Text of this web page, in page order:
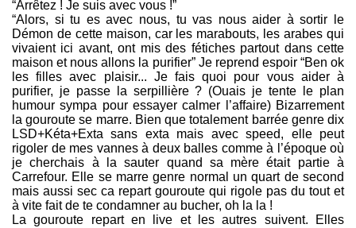
“Arrêtez ! Je suis avec vous !”
“Alors, si tu es avec nous, tu vas nous aider à sortir le
Démon de cette maison, car les marabouts, les arabes qui
vivaient ici avant, ont mis des fétiches partout dans cette
maison et nous allons la purifier” Je reprend espoir “Ben ok
les filles avec plaisir... Je fais quoi pour vous aider à
purifier, je passe la serpillière ? (Ouais je tente le plan
humour sympa pour essayer calmer l’affaire) Bizarrement
la gouroute se marre. Bien que totalement barrée genre dix
LSD+Kéta+Exta sans exta mais avec speed, elle peut
rigoler de mes vannes à deux balles comme à l’époque où
je cherchais à la sauter quand sa mère était partie à
Carrefour. Elle se marre genre normal un quart de second
mais aussi sec ca repart gouroute qui rigole pas du tout et
à vite fait de te condamner au bucher, oh la la !
La gouroute repart en live et les autres suivent. Elles